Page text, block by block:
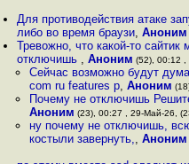
Для противодействия атаке
либо во время браузи,Аноним
Тревожно, что какой-то
отключишь ,Аноним (52), 00:12
Сейчас возможно будут
com ru features p, Аноним
Почему не отключишь
Аноним (23), 00:27 , 29-Май-26,
ну почему не отключишь,
костыли завернуть,, Аноним